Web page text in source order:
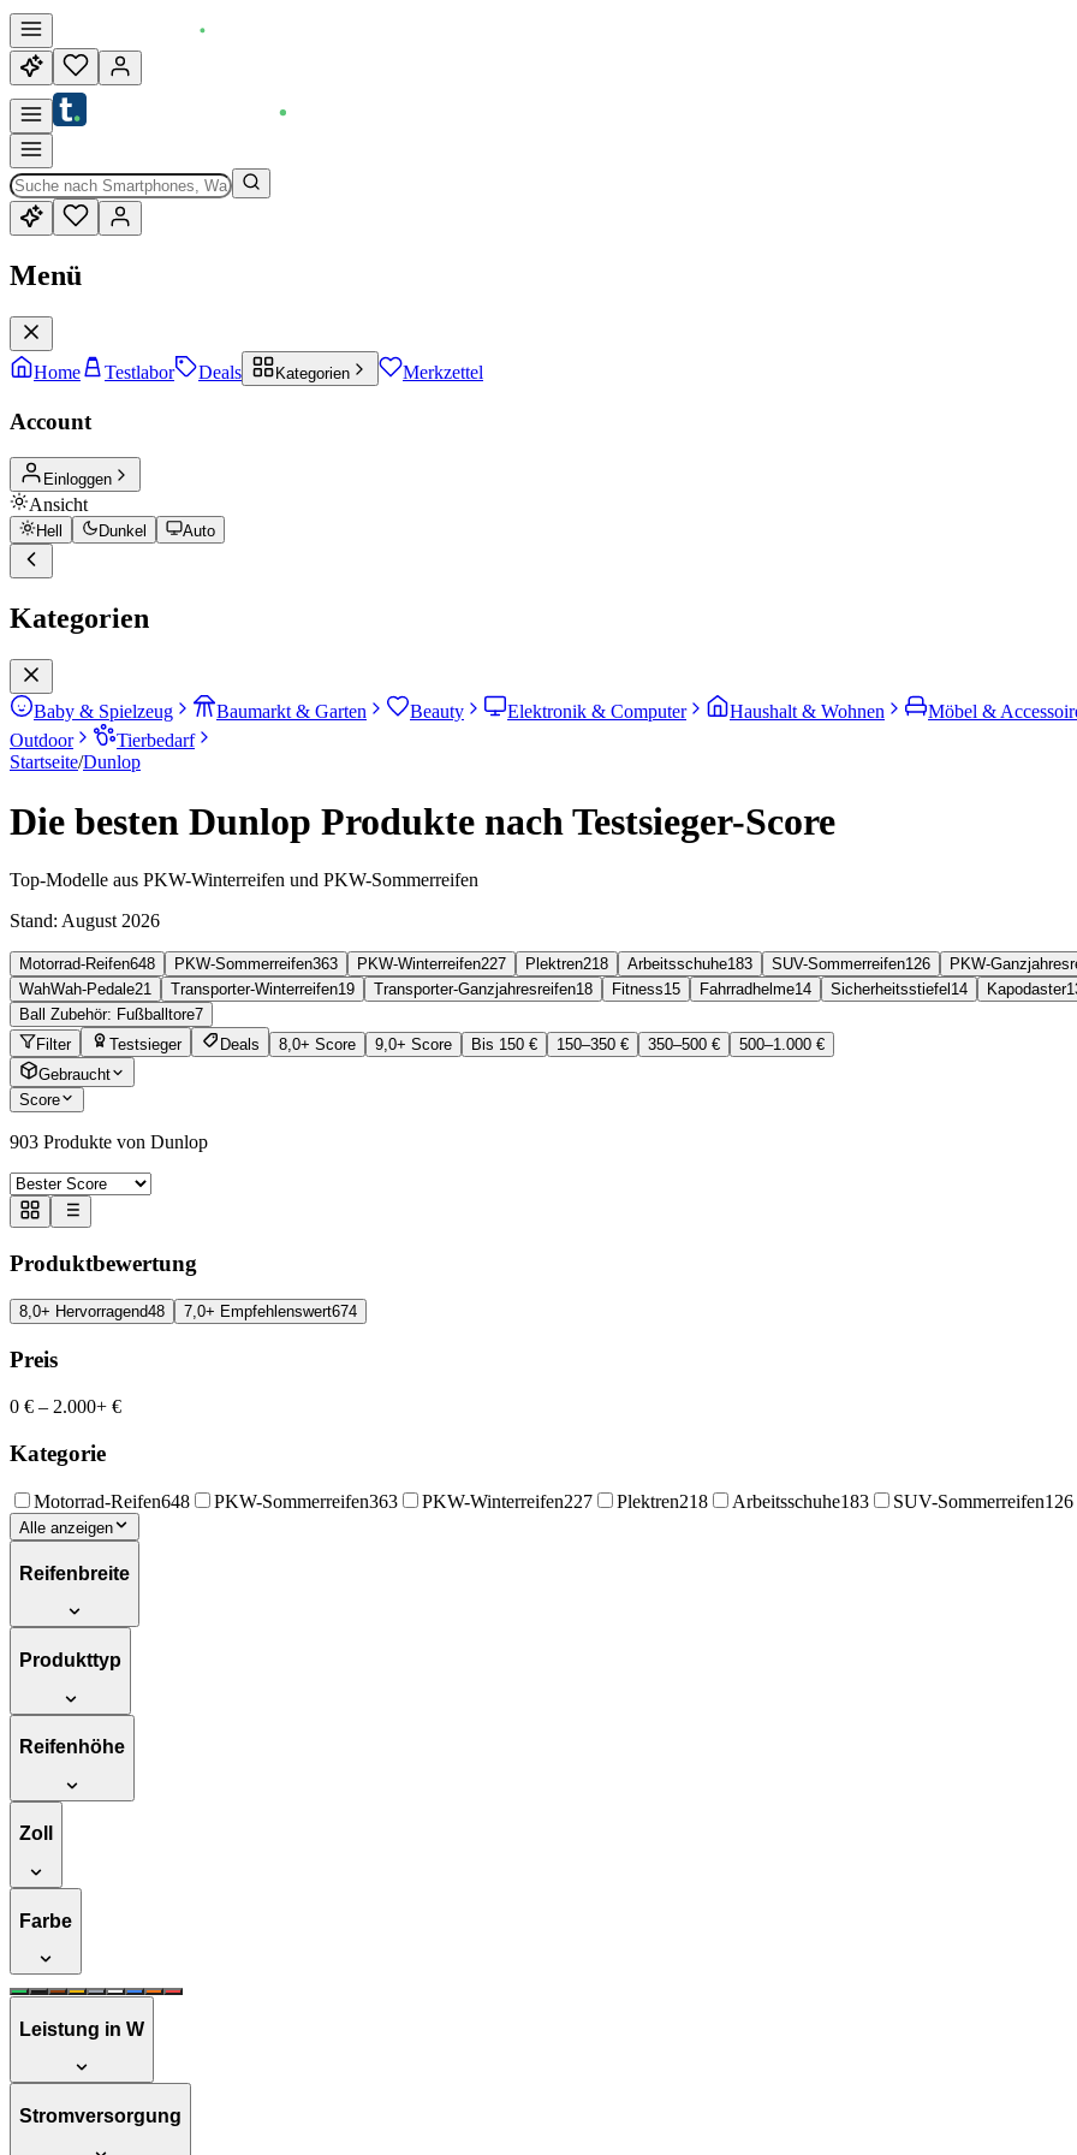
Menü
Home Testlabor Deals Kategorien Merkzettel
Account
Einloggen
Ansicht
Hell Dunkel Auto
Kategorien
Baby & Spielzeug Baumarkt & Garten Beauty Elektronik & Computer Haushalt & Wohnen Möbel &
Outdoor
Tierbedarf
Startseite/Dunlop
Die besten Dunlop Produkte nach Testsieger-Score
Top-Modelle aus PKW-Winterreifen und PKW-Sommerreifen
Stand: August 2026
Motorrad-Reifen648 PKW-Sommerreifen363 PKW-Winterreifen227 Plektren218 Arbeitsschuhe183 SUV-Sommerreifen126 PKW-
WahWah-Pedale21 Transporter-Winterreifen19 Transporter-Ganzjahresreifen18 Fitness15 Fahrradhelme14 Sicherheitsstiefel 14 Kapodaster
Ball Zubehör: Fußballtore7
Filter
Testsieger Deals 8,0+ Score 9,0+ Score Bis 150 € 150–350 € 350–500 €
500–1.000 €
Gebraucht
Score
903 Produkte von Dunlop
Produktbewertung
8,0+ Hervorragend48 7,0+ Empfehlenswert674
Preis
0 € – 2.000+ €
Kategorie
Motorrad-Reifen648 PKW-Sommerreifen363 PKW-Winterreifen227 Plektren218 Arbeitsschuhe183 SUV-Sommerreifen126
Alle anzeigen
Reifenbreite
Produkttyp
Reifenhöhe
Zoll
Farbe
Leistung in W
Stromversorgung